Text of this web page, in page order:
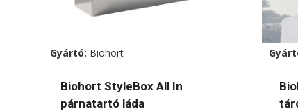
Gyártó: Biohort
Biohort StyleBox All In
párnatartó láda